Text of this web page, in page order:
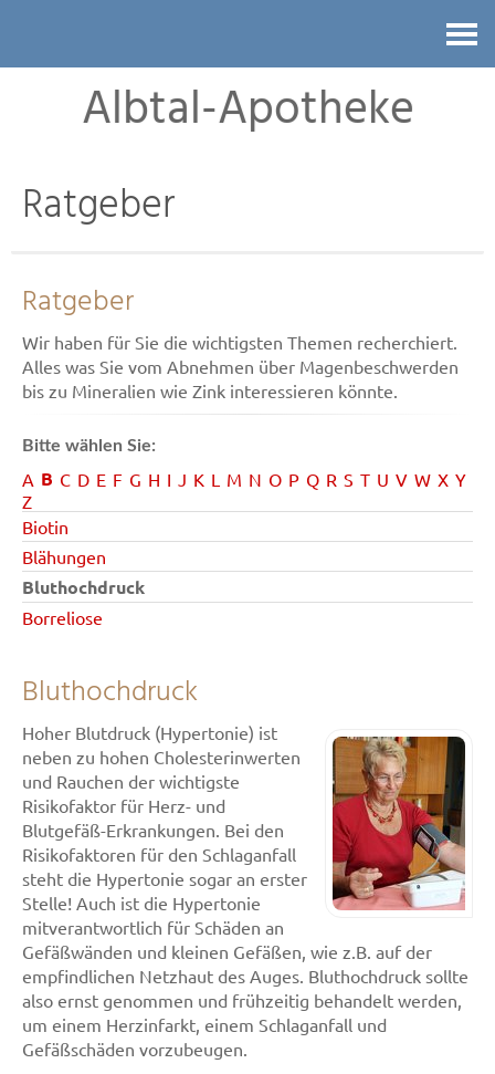
Albtal-Apotheke
Ratgeber
Ratgeber
Wir haben für Sie die wichtigsten Themen recherchiert.
Alles was Sie vom Abnehmen über Magenbeschwerden
bis zu Mineralien wie Zink interessieren könnte.
Bitte wählen Sie:
A B C D E F G H I J K L M N O P Q R S T U V W X Y
Z
Biotin
Blähungen
Bluthochdruck
Borreliose
Bluthochdruck
Hoher Blutdruck (Hypertonie) ist
neben zu hohen Cholesterinwerten
und Rauchen der wichtigste
Risikofaktor für Herz- und
Blutgefäß-Erkrankungen. Bei den
Risikofaktoren für den Schlaganfall
steht die Hypertonie sogar an erster
Stelle! Auch ist die Hypertonie
mitverantwortlich für Schäden an
Gefäßwänden und kleinen Gefäßen, wie z.B. auf der
empfindlichen Netzhaut des Auges. Bluthochdruck sollte
also ernst genommen und frühzeitig behandelt werden,
um einem Herzinfarkt, einem Schlaganfall und
Gefäßschäden vorzubeugen.